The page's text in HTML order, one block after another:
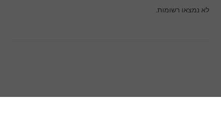
לא נמצאו רשומות.